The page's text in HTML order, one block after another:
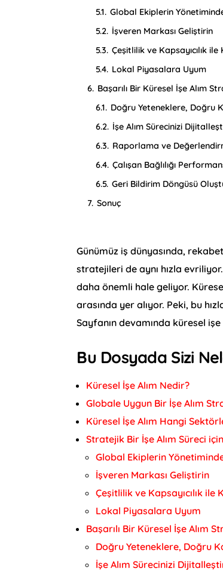
5.1. Global Ekiplerin
5.2. İşveren Markası Geliştirin
5.3. Çeşitlilik ve Kapsayıcılık
5.4. Lokal Piyasalara Uyum
6. Başarılı Bir Küresel İşe Alım
6.1. Doğru Yeteneklere, Doğru
6.2. İşe Alım Sürecinizi
6.3. Raporlama ve
6.4. Çalışan Bağlılığı
6.5. Geri Bildirim Döngüsü
7. Sonuç
Günümüz iş dünyasında,
stratejileri de aynı hızla
daha önemli hale geliyor.
arasında yer alıyor. Peki, bu
Sayfanın devamında küresel
Bu Dosyada Sizi
Küresel İşe Alım Nedir?
Globale Uygun Bir İşe Alım
Küresel İşe Alım Hangi
Stratejik Bir İşe Alım Süreci
Global Ekiplerin
İşveren Markası Geliştirin
Çeşitlilik ve Kapsayıcılık ile
Lokal Piyasalara Uyum
Başarılı Bir Küresel İşe Alım
Doğru Yeteneklere, Doğru
İşe Alım Sürecinizi